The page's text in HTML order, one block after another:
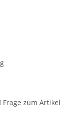
Frage zum Artikel